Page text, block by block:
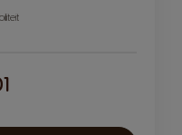
Price